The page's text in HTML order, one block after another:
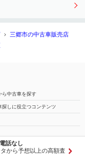
ドア
三郷市の中古車販売店
ら中古車を探す
探しに役立つコンテンツ
話なし
から予想以上の高額査